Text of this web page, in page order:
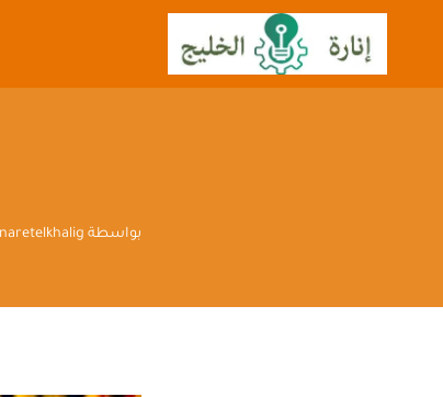
المحتوى
بواسطة